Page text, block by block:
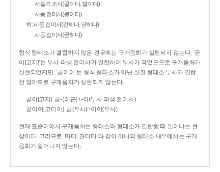
서술격 조사(끝이다, 밭이다)
사동 접미사(붙이다)
히: 피동 접미사(걷히다, 닫히다)
사동 접미사(굳히다)
형식 형태소가 결합하지 않은 경우에는 구개음화가 실현되지 않는다. ‘곧
이[고지]’는 부사 파생 접미사가 결합하여 부사가 되었으므로 구개음화가
실현되었지만, ‘곧이어’는 형식 형태소가 아닌 실질 형태소 부사가 결합
한 말이므로 구개음화가 실현되지 않는다.
곧이[고지]: 곧-­(어근)+­-이(부사 파생 접미사)
곧이어[고디어]: 곧(부사)+이어(부사)
현재 표준어에서 구개음화는 형태소와 형태소가 결합할 때 일어나는 현
상이다. 그러므로 ‘마디, 견디다’와 같이 하나의 형태소 내부에서는 구개
음화가 일어나지 않는다.